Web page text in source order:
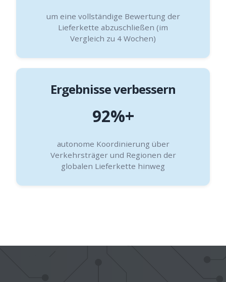
um eine vollständige Bewertung der
Lieferkette abzuschließen (im
Vergleich zu 4 Wochen)
Ergebnisse verbessern
92%+
autonome Koordinierung über
Verkehrsträger und Regionen der
globalen Lieferkette hinweg